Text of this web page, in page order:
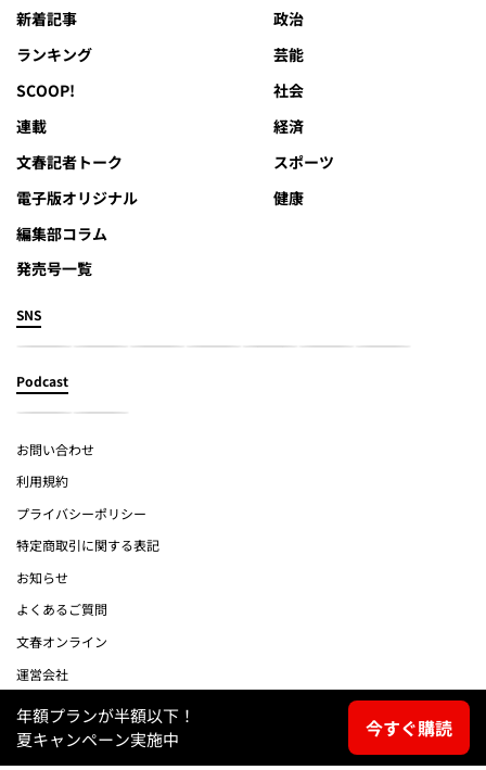
新着記事
ランキング
SCOOP!
連載
文春記者トーク
電子版オリジナル
編集部コラム
発売号一覧
政治
芸能
社会
経済
スポーツ
健康
SNS
Podcast
お問い合わせ
利用規約
プライバシーポリシー
特定商取引に関する表記
お知らせ
よくあるご質問
文春オンライン
運営会社
(c) Bungeishunju Ltd.
年額プランが半額以下！
夏キャンペーン実施中
今すぐ購読